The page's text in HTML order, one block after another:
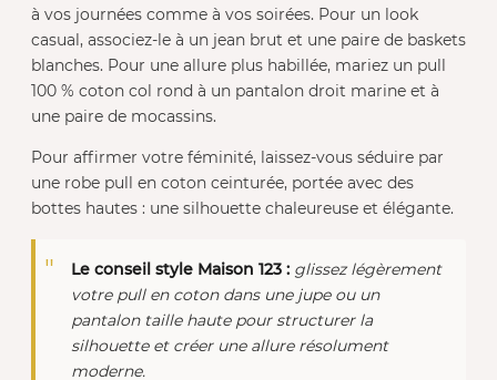
à vos journées comme à vos soirées. Pour un look
casual, associez-le à un jean brut et une paire de baskets
blanches. Pour une allure plus habillée, mariez un pull
100 % coton col rond à un pantalon droit marine et à
une paire de mocassins.
Pour affirmer votre féminité, laissez-vous séduire par
une robe pull en coton ceinturée, portée avec des
bottes hautes : une silhouette chaleureuse et élégante.
Le conseil style Maison 123 : glissez légèrement
votre pull en coton dans une jupe ou un
pantalon taille haute pour structurer la
silhouette et créer une allure résolument
moderne.